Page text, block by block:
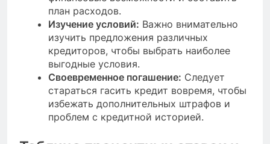
план расходов.
Изучение условий: Важно внимательно
изучить предложения различных
кредиторов, чтобы выбрать наиболее
выгодные условия.
Своевременное погашение: Следует
стараться гасить кредит вовремя, чтобы
избежать дополнительных штрафов и
проблем с кредитной историей.